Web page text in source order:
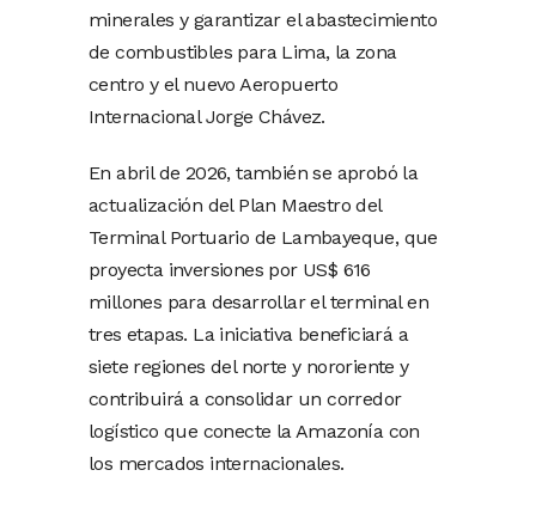
minerales y garantizar el abastecimiento
de combustibles para Lima, la zona
centro y el nuevo Aeropuerto
Internacional Jorge Chávez.
En abril de 2026, también se aprobó la
actualización del Plan Maestro del
Terminal Portuario de Lambayeque, que
proyecta inversiones por US$ 616
millones para desarrollar el terminal en
tres etapas. La iniciativa beneficiará a
siete regiones del norte y nororiente y
contribuirá a consolidar un corredor
logístico que conecte la Amazonía con
los mercados internacionales.